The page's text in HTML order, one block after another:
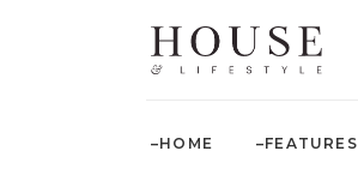
–HOME –FEATURES